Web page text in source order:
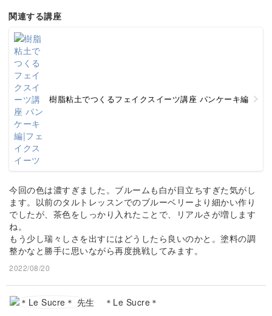
関連する講座
樹脂粘土でつくるフェイクスイーツ講座 パンケーキ編
今回の色は濃すぎました。ブルームも白が目立ちすぎた気がし
ます。以前のタルトレッスンでのブルーベリーより細かい作り
でしたが、茶色をしっかり入れたことで、リアルさが増します
ね。
もう少し瑞々しさを出すにはどうしたら良いのかと。塗料の調
整かなと勝手に思いながら再度挑戦してみます。
2022/08/20
＊Le Sucre＊